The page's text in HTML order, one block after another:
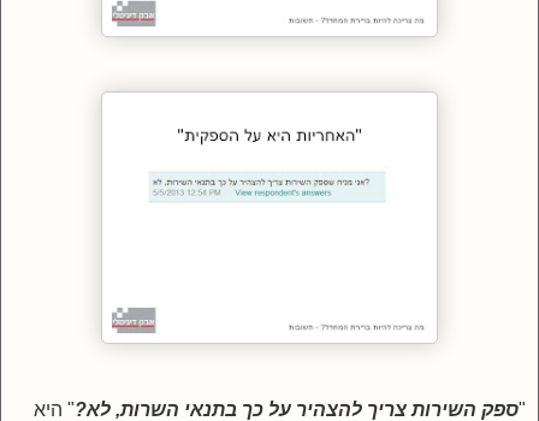
"ספק השירות צריך להצהיר על כך בתנאי השרות, לא?" היא